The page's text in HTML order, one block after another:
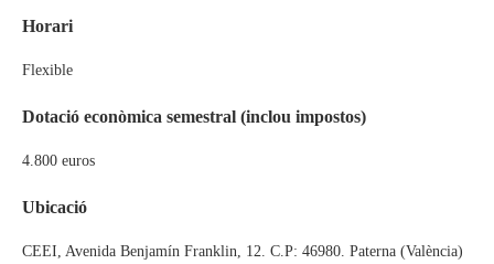
Horari
Flexible
Dotació econòmica semestral (inclou impostos)
4.800 euros
Ubicació
CEEI, Avenida Benjamín Franklin, 12. C.P: 46980. Paterna (València)